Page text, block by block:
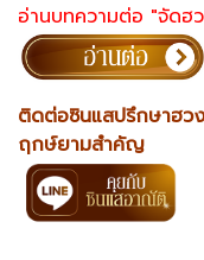
อ่านบทความต่อ "จัดฮ
ติดต่อซินแสปรึกษาฮว
ฤกษ์ยามสำคัญ